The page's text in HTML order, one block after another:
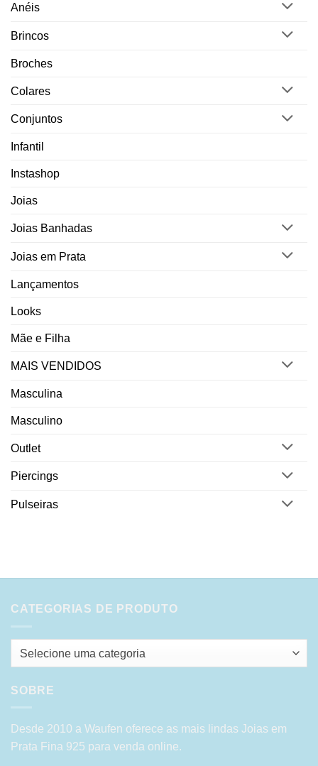
Anéis
Brincos
Broches
Colares
Conjuntos
Infantil
Instashop
Joias
Joias Banhadas
Joias em Prata
Lançamentos
Looks
Mãe e Filha
MAIS VENDIDOS
Masculina
Masculino
Outlet
Piercings
Pulseiras
CATEGORIAS DE PRODUTO
Selecione uma categoria
SOBRE
Desde 2010 a Waufen oferece as mais lindas Joias em
Prata Fina 925 para venda online.